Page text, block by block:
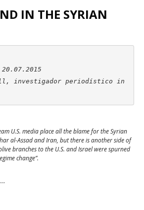
IN THE SYRIAN
investigador periodístico in
U.S. media place all the blame for the Syrian
al-Assad and Iran, but there is another side of
branches to the U.S. and Israel were spurned
change”.